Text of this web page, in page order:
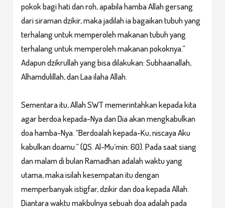
pokok bagi hati dan roh, apabila hamba Allah gersang
dari siraman dzikir, maka jadilah ia bagaikan tubuh yang
terhalang untuk memperoleh makanan tubuh yang
terhalang untuk memperoleh makanan pokoknya.”
Adapun dzikrullah yang bisa dilakukan: Subhaanallah,
Alhamdulillah, dan Laa ilaha Allah.
Sementara itu, Allah SWT memerintahkan kepada kita
agar berdoa kepada-Nya dan Dia akan mengkabulkan
doa hamba-Nya. “Berdoalah kepada-Ku, niscaya Aku
kabulkan doamu.” (QS. Al-Mu’min: 60). Pada saat siang
dan malam di bulan Ramadhan adalah waktu yang
utama, maka isilah kesempatan itu dengan
memperbanyak istigfar, dzikir dan doa kepada Allah.
Diantara waktu makbulnya sebuah doa adalah pada